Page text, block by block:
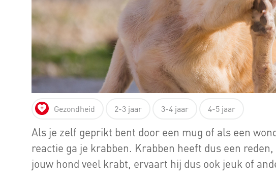
Gezondheid 2-3 jaar 3-4 jaar 4-5 jaar
Als je zelf geprikt bent door een mug of als een
reactie ga je krabben. Krabben heeft dus een
jouw hond veel krabt, ervaart hij dus ook jeuk of